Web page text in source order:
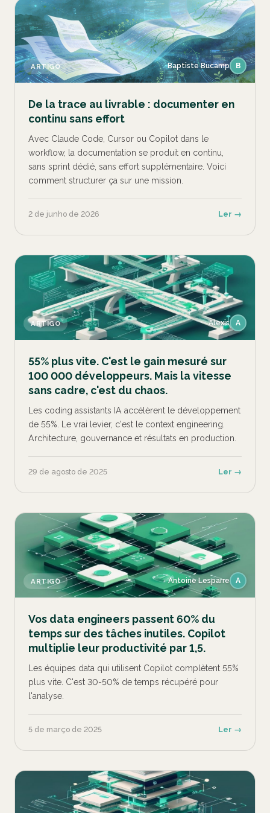
ARTIGO Baptiste Bucamp B
De la trace au livrable : documenter en
continu sans effort
Avec Claude Code, Cursor ou Copilot dans le
workflow, la documentation se produit en continu,
sans sprint dédié, sans effort supplémentaire. Voici
comment structurer ça sur une mission.
2 de junho de 2026 Ler →
ARTIGO Alexis A
55% plus vite. C'est le gain mesuré sur
100 000 développeurs. Mais la vitesse
sans cadre, c'est du chaos.
Les coding assistants IA accélèrent le développement
de 55%. Le vrai levier, c'est le context engineering.
Architecture, gouvernance et résultats en production.
29 de agosto de 2025 Ler →
ARTIGO Antoine Lesparre A
Vos data engineers passent 60% du
temps sur des tâches inutiles. Copilot
multiplie leur productivité par 1,5.
Les équipes data qui utilisent Copilot complètent 55%
plus vite. C'est 30-50% de temps récupéré pour
l'analyse.
5 de março de 2025 Ler →